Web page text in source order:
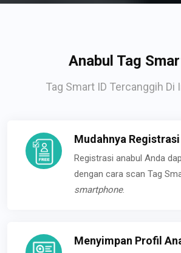
Anabul Tag
Tag Smart ID Tercanggih Di
Mudahnya Registrasi
Registrasi anabul Anda
dengan cara scan Tag
smartphone.
Menyimpan Profil